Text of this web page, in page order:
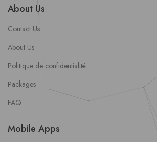
About Us
Contact Us
About Us
Politique de confidentialité
Packages
FAQ
Mobile Apps